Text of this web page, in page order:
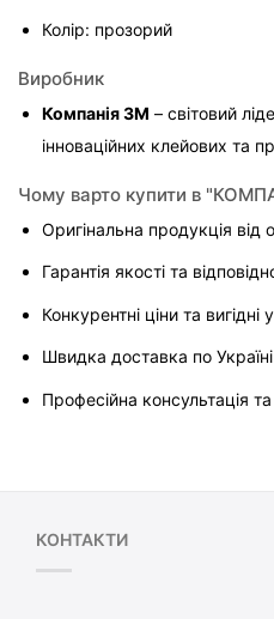
Колір: прозорий
Виробник
Компанія 3M – світовий
інноваційних клейових та
Чому варто купити в
Оригінальна продукція від
Гарантія якості та
Конкурентні ціни та вигідні
Швидка доставка по Україні
Професійна консультація
КОНТАКТИ